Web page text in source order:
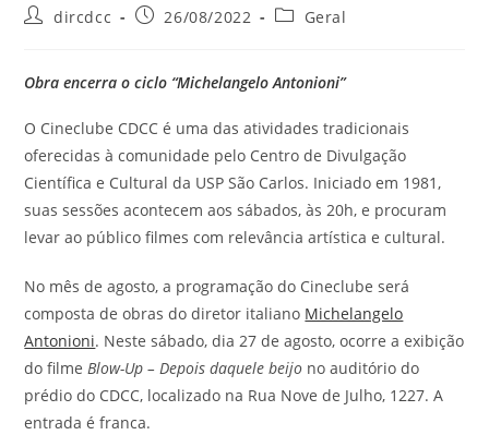
dircdcc 26/08/2022 Geral
Obra encerra o ciclo “Michelangelo Antonioni”
O Cineclube CDCC é uma das atividades tradicionais
oferecidas à comunidade pelo Centro de Divulgação
Científica e Cultural da USP São Carlos. Iniciado em 1981,
suas sessões acontecem aos sábados, às 20h, e procuram
levar ao público filmes com relevância artística e cultural.
No mês de agosto, a programação do Cineclube será
composta de obras do diretor italiano Michelangelo
Antonioni. Neste sábado, dia 27 de agosto, ocorre a exibição
do filmeBlow-Up – Depois daquele beijo no auditório do
prédio do CDCC, localizado na Rua Nove de Julho, 1227. A
entrada é franca.